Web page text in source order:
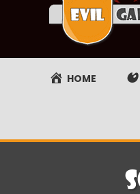
Het meest
HOME